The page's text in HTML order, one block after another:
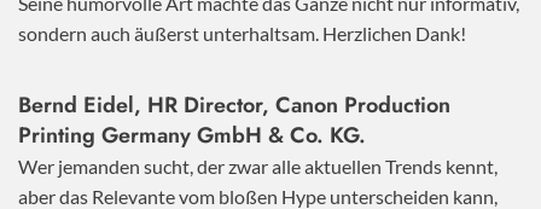
sondern auch äußerst unterhaltsam. Herzlichen Dank!
Bernd Eidel, HR Director, Canon Production
Printing Germany GmbH & Co. KG.
Wer jemanden sucht, der zwar alle aktuellen Trends kennt,
aber das Relevante vom bloßen Hype unterscheiden kann,